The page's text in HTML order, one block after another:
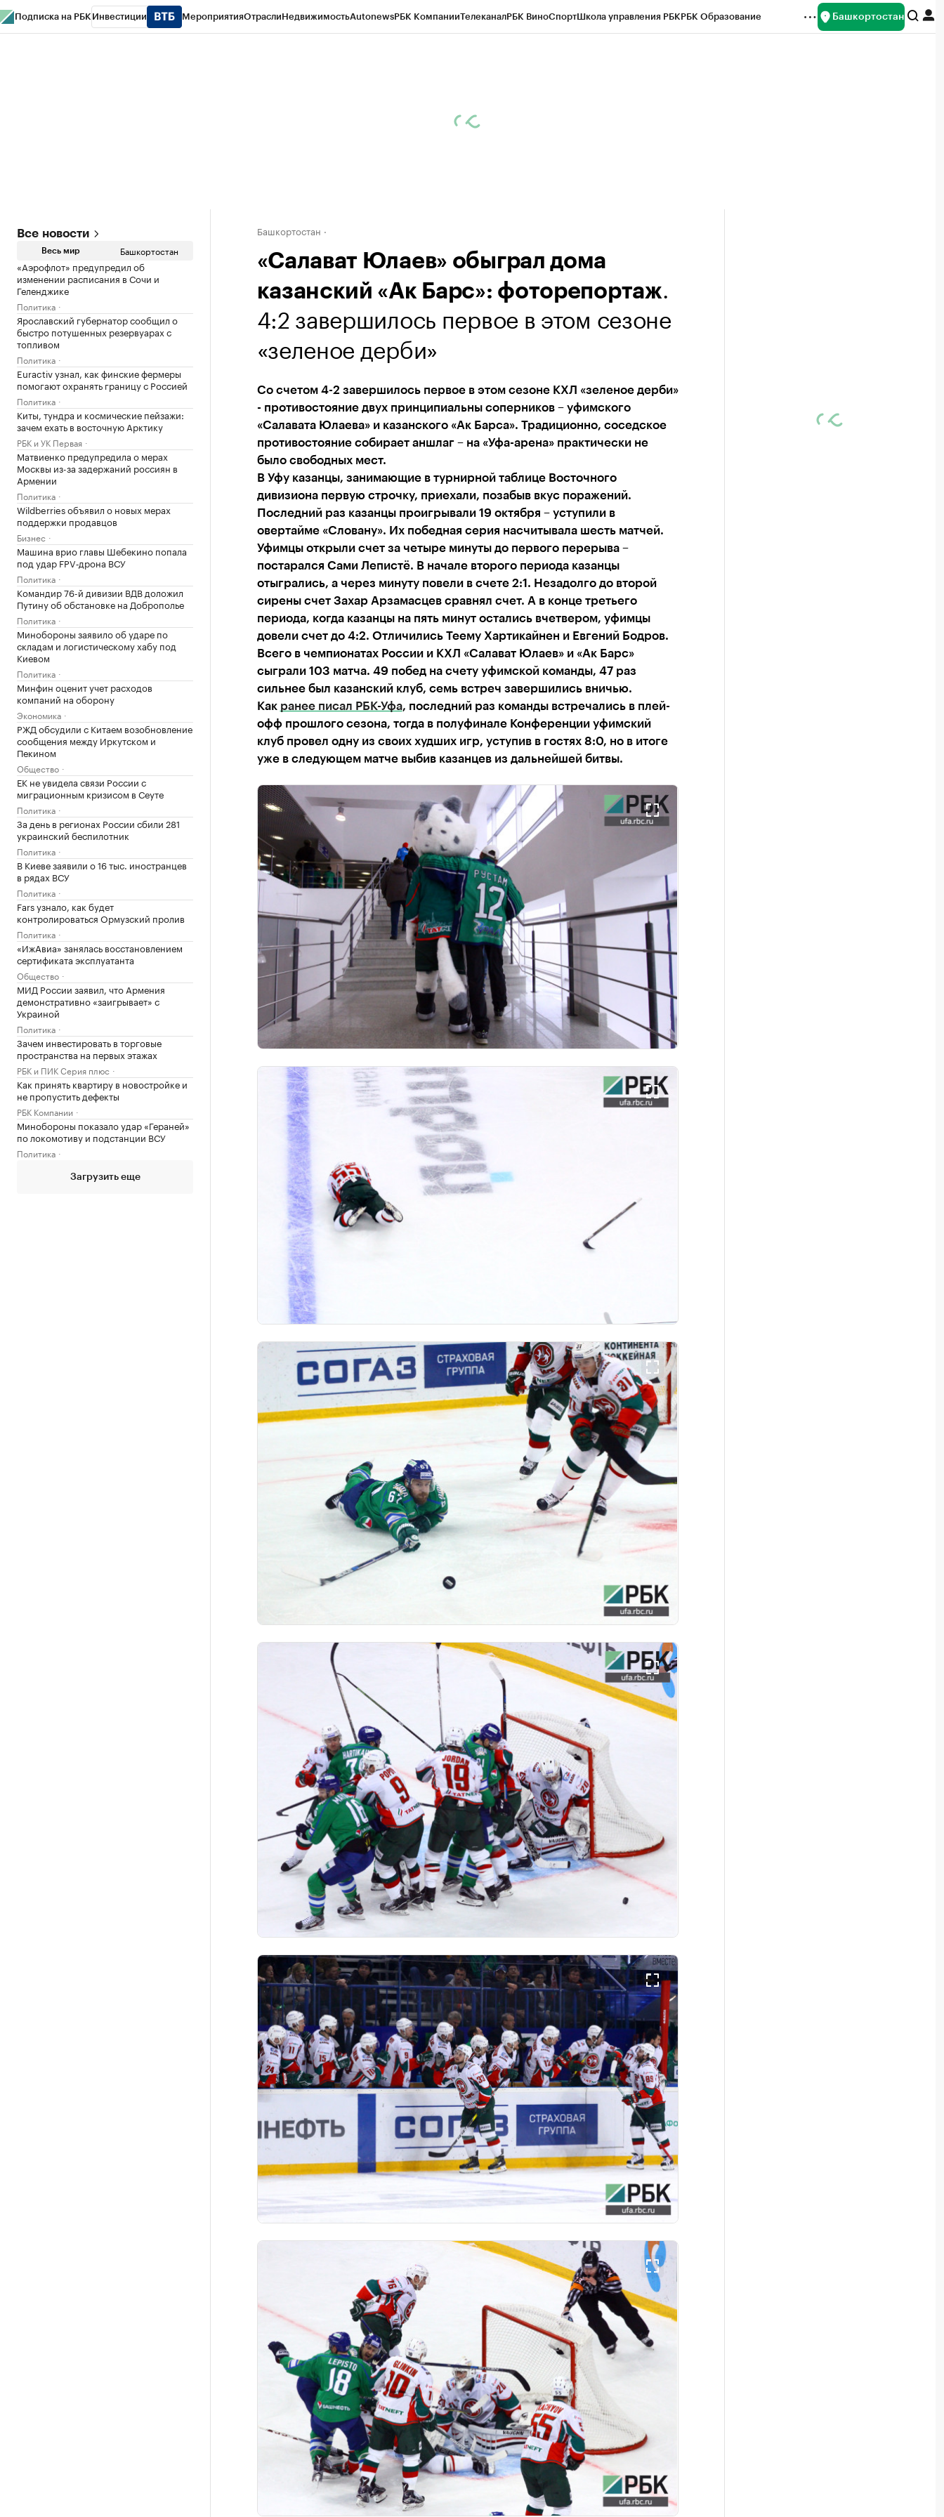
Подписка на РБК Инвестиции МероприятияОтраслиНедвижимостьAutonewsРБК КомпанииТелеканалРБК ВиноСпортШкола управления РБКРБК Образование Башкортостан
Все новости
Весь мир Башкортостан
«Аэрофлот» предупредил об
изменении расписания в Сочи и
Геленджике
Политика
Ярославский губернатор сообщил о
быстро потушенных резервуарах с
топливом
Политика
Euractiv узнал, как финские фермеры
помогают охранять границу с Россией
Политика
Киты, тундра и космические пейзажи:
зачем ехать в восточную Арктику
РБК и УК Первая
Матвиенко предупредила о мерах
Москвы из-за задержаний россиян в
Армении
Политика
Wildberries объявил о новых мерах
поддержки продавцов
Бизнес
Машина врио главы Шебекино попала
под удар FPV‑дрона ВСУ
Политика
Командир 76-й дивизии ВДВ доложил
Путину об обстановке на Доброполье
Политика
Минобороны заявило об ударе по
складам и логистическому хабу под
Киевом
Политика
Минфин оценит учет расходов
компаний на оборону
Экономика
РЖД обсудили с Китаем возобновление
сообщения между Иркутском и
Пекином
Общество
ЕК не увидела связи России с
миграционным кризисом в Сеуте
Политика
За день в регионах России сбили 281
украинский беспилотник
Политика
В Киеве заявили о 16 тыс. иностранцев
в рядах ВСУ
Политика
Fars узнало, как будет
контролироваться Ормузский пролив
Политика
«ИжАвиа» занялась восстановлением
сертификата эксплуатанта
Общество
МИД России заявил, что Армения
демонстративно «заигрывает» с
Украиной
Политика
Зачем инвестировать в торговые
пространства на первых этажах
РБК и ПИК Серия плюс
Как принять квартиру в новостройке и
не пропустить дефекты
РБК Компании
Минобороны показало удар «Гераней»
по локомотиву и подстанции ВСУ
Политика
Загрузить еще
Башкортостан
«Салават Юлаев» обыграл дома
казанский «Ак Барс»: фоторепортаж.
4:2 завершилось первое в этом сезоне
«зеленое дерби»
Со счетом 4-2 завершилось первое в этом сезоне КХЛ «зеленое дерби»
- противостояние двух принципиальны соперников – уфимского
«Салавата Юлаева» и казанского «Ак Барса». Традиционно, соседское
противостояние собирает аншлаг – на «Уфа-арена» практически не
было свободных мест.
В Уфу казанцы, занимающие в турнирной таблице Восточного
дивизиона первую строчку, приехали, позабыв вкус поражений.
Последний раз казанцы проигрывали 19 октября – уступили в
овертайме «Словану». Их победная серия насчитывала шесть матчей.
Уфимцы открыли счет за четыре минуты до первого перерыва –
постарался Сами Лепистё. В начале второго периода казанцы
отыгрались, а через минуту повели в счете 2:1. Незадолго до второй
сирены счет Захар Арзамасцев сравнял счет. А в конце третьего
периода, когда казанцы на пять минут остались вчетвером, уфимцы
довели счет до 4:2. Отличились Теему Хартикайнен и Евгений Бодров.
Всего в чемпионатах России и КХЛ «Салават Юлаев» и «Ак Барс»
сыграли 103 матча. 49 побед на счету уфимской команды, 47 раз
сильнее был казанский клуб, семь встреч завершились вничью.
Как ранее писал РБК-Уфа, последний раз команды встречались в плей-
офф прошлого сезона, тогда в полуфинале Конференции уфимский
клуб провел одну из своих худших игр, уступив в гостях 8:0, но в итоге
уже в следующем матче выбив казанцев из дальнейшей битвы.